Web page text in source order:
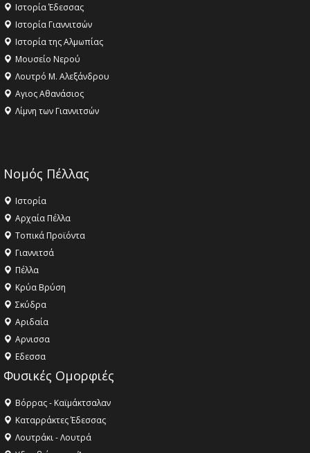
Ιστορία Έδεσσας
Ιστορία Γιαννιτσών
Ιστορία της Αλμωπίας
Μουσείο Νερού
Λουτρό Μ. Αλεξάνδρου
Αγιος Αθανάσιος
Λίμνη των Γιαννιτσών
Νομός Πέλλας
Ιστορία
Αρχαία Πέλλα
Τοπικά Προϊόντα
Γιαννιτσά
Πέλλα
Κρύα Βρύση
Σκύδρα
Αριδαία
Aρνισσα
Eδεσσα
Φυσικές Ομορφιές
Βόρρας - Καϊμάκτσαλαν
Καταρράκτες Έδεσσας
Λουτράκι - Λουτρά